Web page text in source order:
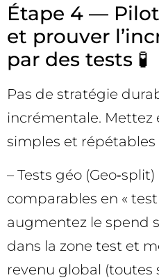
Étape 4 —
et prouver
par des tests 🧪
Pas de stratégie
incrémentale. Mettez
simples et répétables
– Tests géo
comparables en « test
augmentez le spend
dans la zone test et
revenu global (toutes